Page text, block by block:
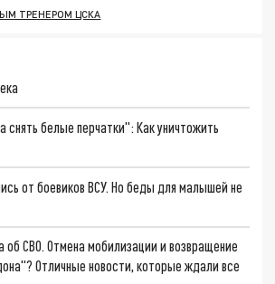
ТРЕНЕРОМ ЦСКА
снять белые перчатки": Как уничтожить
от боевиков ВСУ. Но беды для малышей не
об СВО. Отмена мобилизации и возвращение
Отличные новости, которые ждали все